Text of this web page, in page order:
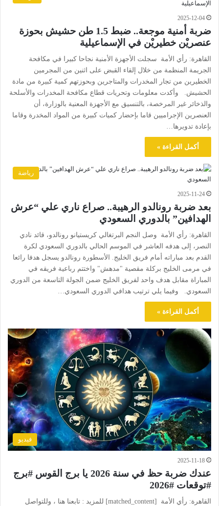
2025-12-04
ضربة أمنية موجعة.. ضبط 1.5 طن حشيش بحوزة
عنصريْن خطيريْن في الإسماعيلية
القاهرة: رأي الأمة سجلت الأجهزة الأمنية نجاحا كبيرا في مكافحة
الجريمة المنظمة من خلال إلقاء القبض على اثنين من المجرمين
الخطيرين من تجار المخدرات والمتاجرين وبحوزتهم كمية كبيرة من مادة
الحشيش. وأكدت معلومات وتحريات قطاع مكافحة المخدرات والأسلحة
والذخائر غير المرخصة، بالتنسيق مع الأجهزة المعنية بالوزارة، أن
العنصرين الإجراميين قاما بإحضار كميات كبيرة من المواد المخدرة وقاما
بإعادة تدويرها…
أكمل القراءة »
رياضة
2025-11-24
بعد ضربة رونالدو الرهيبة.. صراع ناري علي “عرش
الهدافين” بالدوري السعودي
القاهرة: رأي الأمة وصل النجم البرتغالي كريستيانو رونالدو، قائد نادي
النصر، إلى هدفه العاشر في الموسم الحالي بالدوري السعودي لكرة
القدم بعد مباراته أمام فريق الخليج. الأسطورة رونالدو يسجل هدفا رائعا
في مرمى الخليج بركلة مقصية "مدهش" واختتم رباعية فريقه في
المباراة مقابل هدف واحد لفريق الخليج ضمن الجولة التاسعة من الدوري
السعودي. وفيما يلي ترتيب هدافي الدوري السعودي…
أكمل القراءة »
فيديو
2025-11-18
عندك ضربة حظ في سنة 2026 يا برج القوس #برج
#توقعات #2026
القاهرة: رأي الأمة [matched_content] للمزيد : تابعنا هنا ، وللتواصل